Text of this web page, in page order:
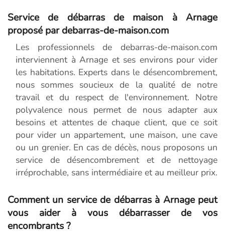
Service de débarras de maison à Arnage
proposé par debarras-de-maison.com
Les professionnels de debarras-de-maison.com
interviennent à Arnage et ses environs pour vider
les habitations. Experts dans le désencombrement,
nous sommes soucieux de la qualité de notre
travail et du respect de l'environnement. Notre
polyvalence nous permet de nous adapter aux
besoins et attentes de chaque client, que ce soit
pour vider un appartement, une maison, une cave
ou un grenier. En cas de décès, nous proposons un
service de désencombrement et de nettoyage
irréprochable, sans intermédiaire et au meilleur prix.
Comment un service de débarras à Arnage peut
vous aider à vous débarrasser de vos
encombrants ?